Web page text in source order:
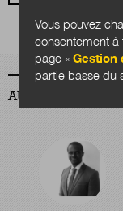
AUTEURS
Vous pouvez
consentement à
page « Gestion
partie basse du